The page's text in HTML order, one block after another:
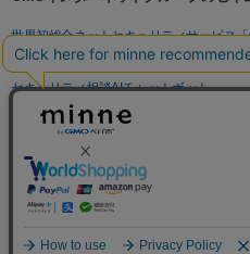
世界初総合ネットセキュリティサービス「
パスワード漏洩診断
Webサイトリスク
セキュリティ相談AIチャットボット
実在証明・盗聴対策
サイバー攻撃対策（GMO Flatt Security）
セキュリティ事業の軌跡